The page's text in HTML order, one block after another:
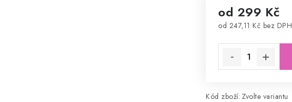
od 299 Kč
od 247,11 Kč bez DPH
Kód zboží: Zvolte variantu